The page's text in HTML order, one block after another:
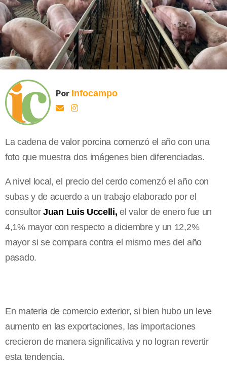
Por Infocampo
La cadena de valor porcina comenzó el año con una
foto que muestra dos imágenes bien diferenciadas.
A nivel local, el precio del cerdo comenzó el año con
subas y de acuerdo a un trabajo elaborado por el
consultor Juan Luis Uccelli, el valor de enero fue un
4,1% mayor con respecto a diciembre y un 12,2%
mayor si se compara contra el mismo mes del año
pasado.
En materia de comercio exterior, si bien hubo un leve
aumento en las exportaciones, las importaciones
crecieron de manera significativa y no logran revertir
esta tendencia.